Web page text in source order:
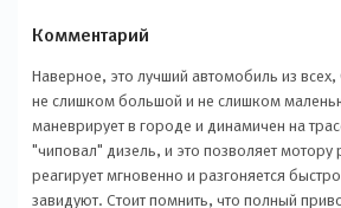
Комментарий
Наверное, это лучший автомобиль из
не слишком большой и не слишком
маневрирует в городе и динамичен на
"чиповал" дизель, и это позволяет мотору
реагирует мгновенно и разгоняется
завидуют. Стоит помнить, что полный